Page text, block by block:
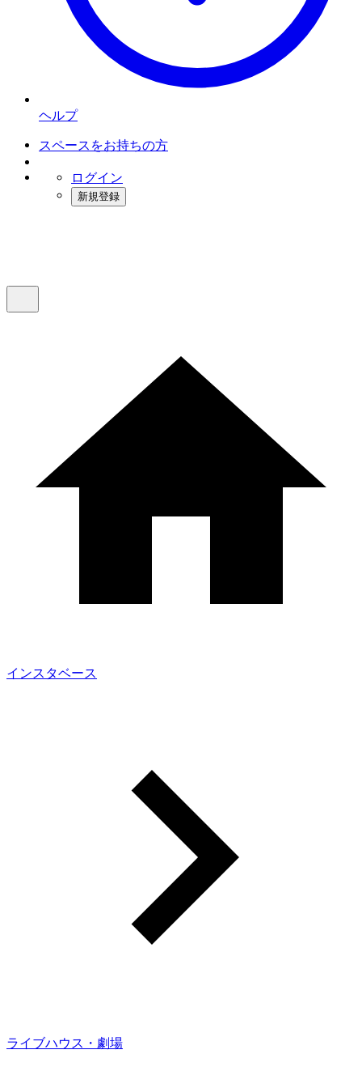
ヘルプ
スペースをお持ちの方
ログイン
新規登録
インスタベース
ライブハウス・劇場